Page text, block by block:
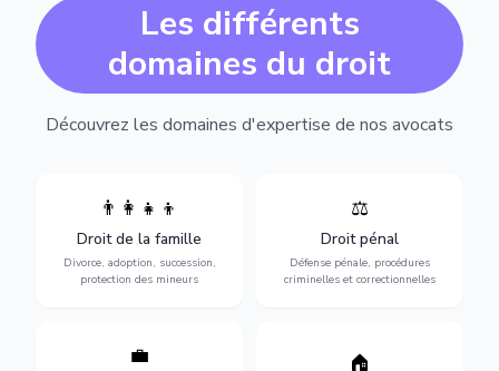
Les différents
domaines du droit
Découvrez les domaines d'expertise de nos avocats
👨‍👩‍👧‍👦
Droit de la famille
Divorce, adoption, succession,
protection des mineurs
Divorce, garde d'enfants,
adoption, succession et
protection des personnes
vulnérables.
⚖️
Droit pénal
Défense pénale, procédures
criminelles et correctionnelles
Expertise en matière pénale,
vue jusqu'au procès, pour
toute affaire correctionnelle
ou criminelle.
💼
Protection de vos droits au
🏠
Sécurisation de vos projets